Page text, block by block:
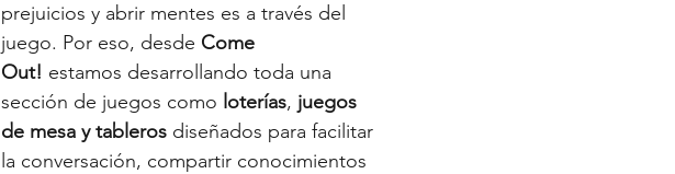
prejuicios y abrir mentes es a través del
juego. Por eso, desde Come
Out! estamos desarrollando toda una
sección de juegos como loterías, juegos
de mesa y tableros diseñados para facilitar
la conversación, compartir conocimientos